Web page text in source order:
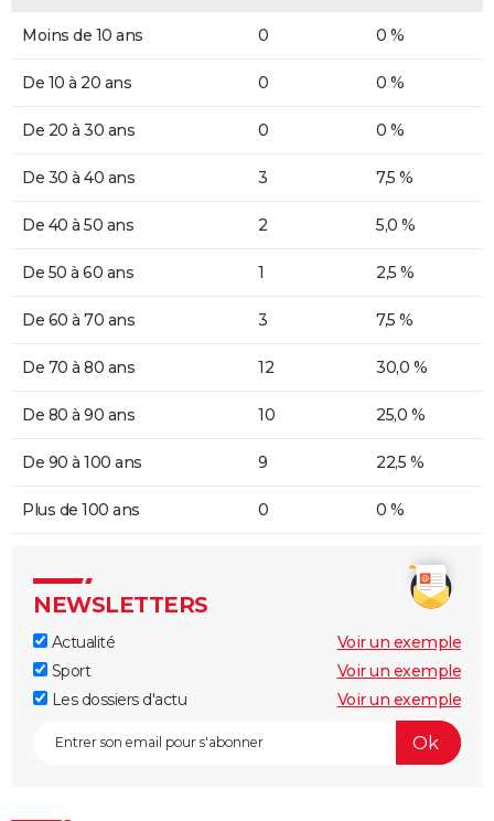
Moins de 10 ans 0 0 %
De 10 à 20 ans 0 0 %
De 20 à 30 ans 0 0 %
De 30 à 40 ans 3 7,5 %
De 40 à 50 ans 2 5,0 %
De 50 à 60 ans 1 2,5 %
De 60 à 70 ans 3 7,5 %
De 70 à 80 ans 12 30,0 %
De 80 à 90 ans 10 25,0 %
De 90 à 100 ans 9 22,5 %
Plus de 100 ans 0 0 %
NEWSLETTERS
Actualité
Voir un exemple
Sport
Voir un exemple
Les dossiers d'actu
Voir un exemple